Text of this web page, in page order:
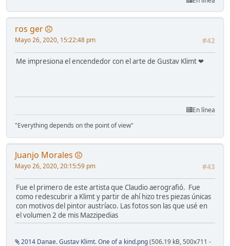
ros ger
#42
Mayo 26, 2020, 15:22:48 pm
Me impresiona el encendedor con el arte de Gustav Klimt ❤
En línea
"Everything depends on the point of view"
Juanjo Morales
#43
Mayo 26, 2020, 20:15:59 pm
Fue el primero de este artista que Claudio aerografió. Fue
como redescubrir a Klimt y partir de ahí hizo tres piezas únicas
con motivos del pintor austríaco. Las fotos son las que usé en
el volumen 2 de mis Mazzipedias
2014 Danae. Gustav Klimt. One of a kind.png(506.19 kB, 500x711 -